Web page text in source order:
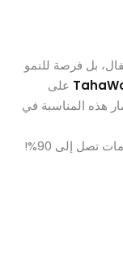
بل فرصة للنمو
على
هذه المناسبة في
تصل إلى 90%!